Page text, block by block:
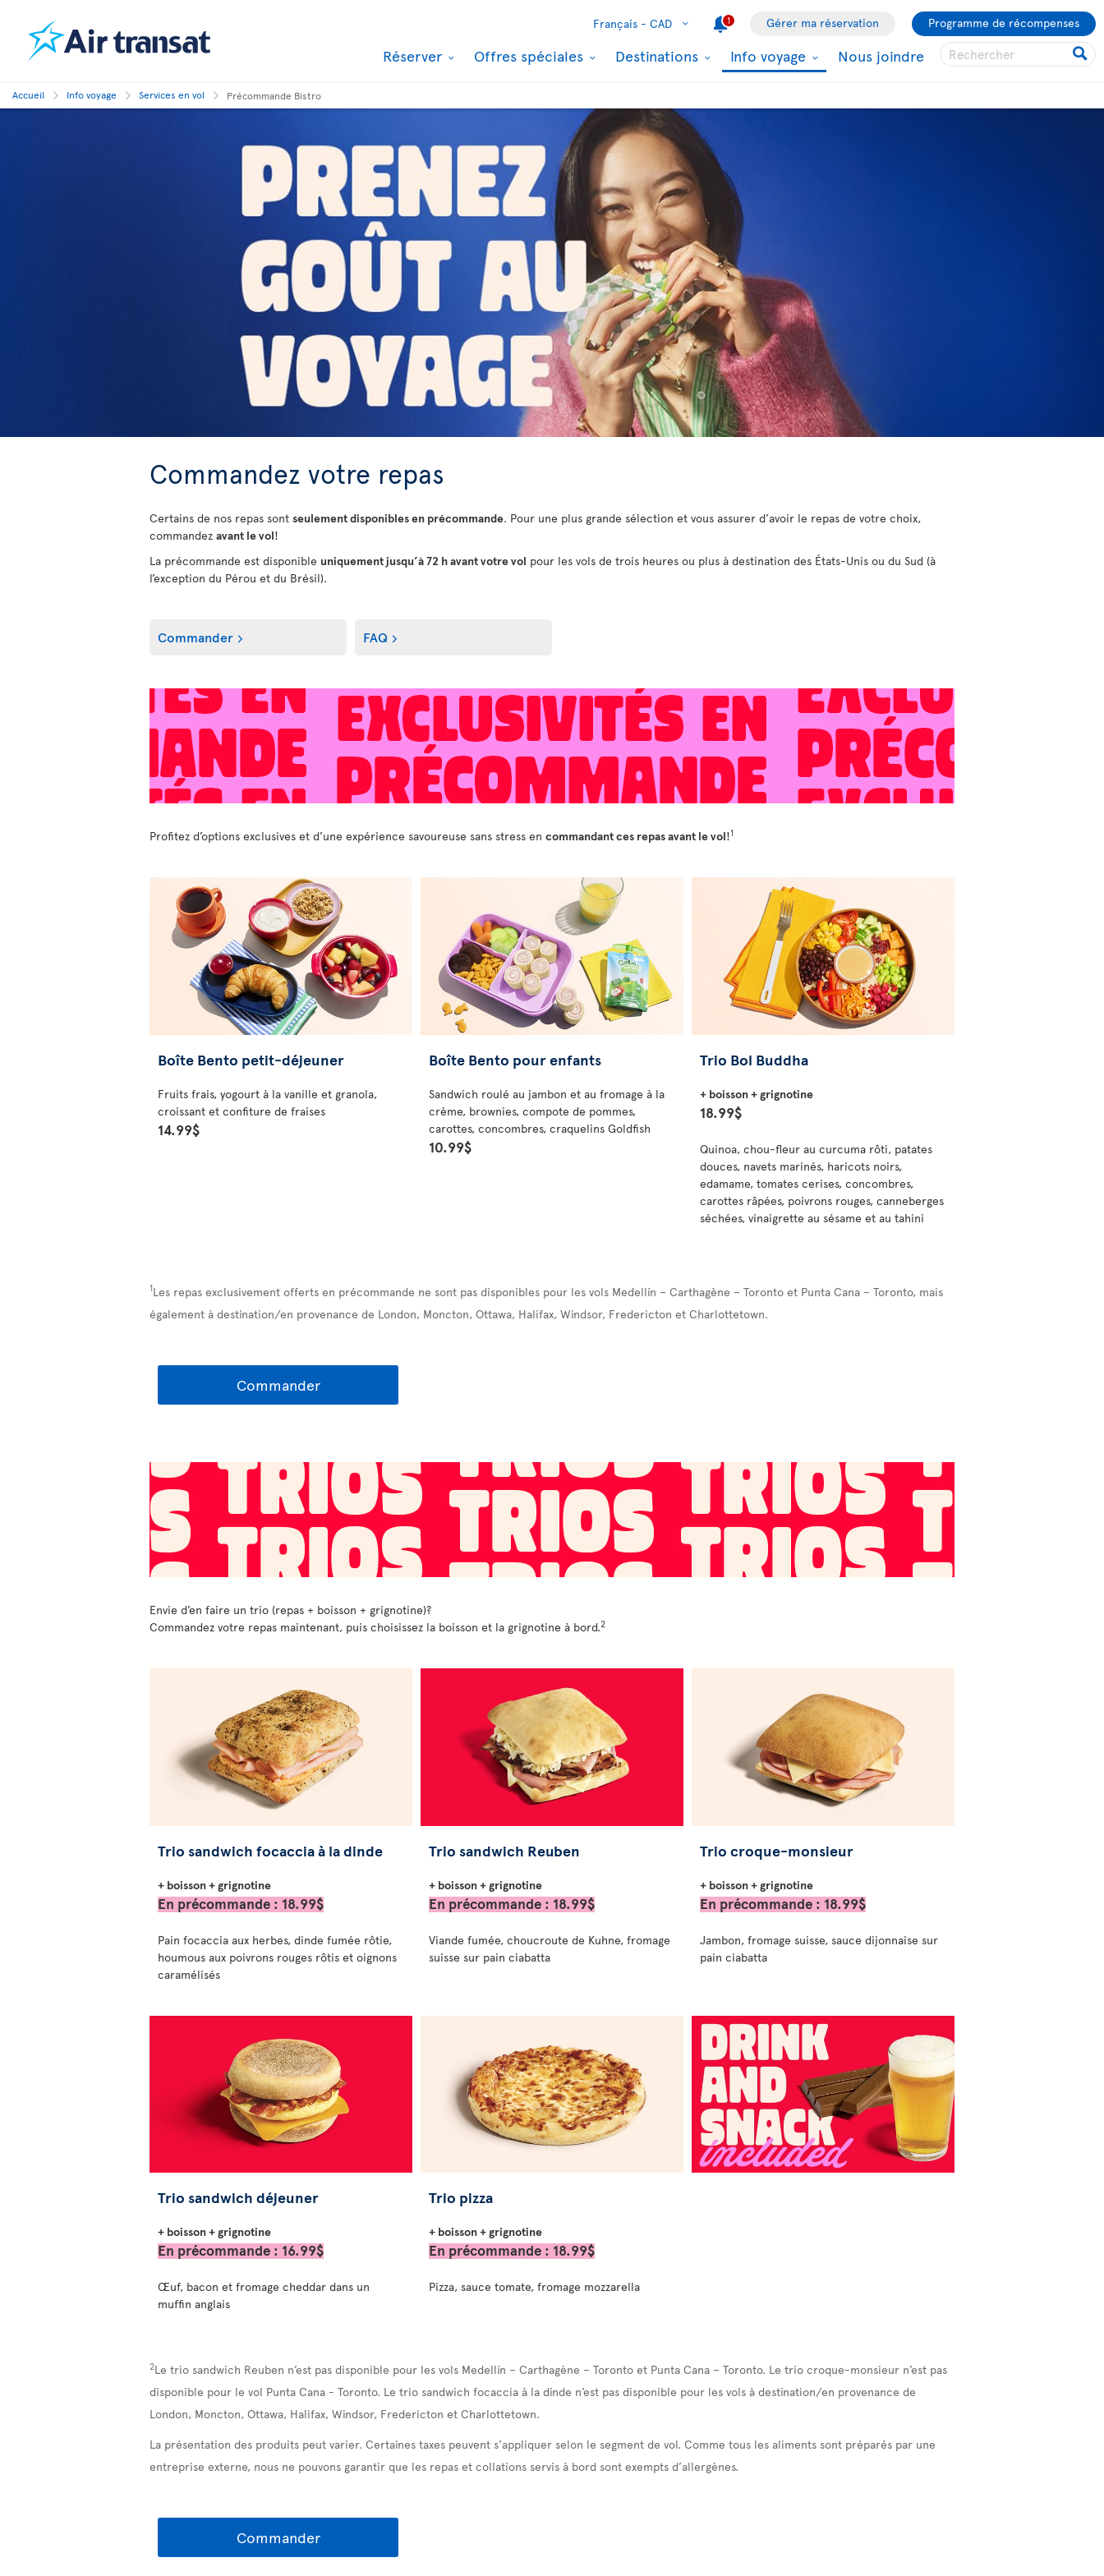
Français - CAD 1 Gérer ma réservation Programme de récompenses
Réserver Offres spéciales Destinations Info voyage Nous joindre
Accueil Info voyage Services en vol Précommande Bistro
Commandez votre repas
Certains de nos repas sont seulement disponibles en précommande. Pour une plus grande sélection et vous assurer d’avoir le repas de votre choix,
commandez avant le vol!
La précommande est disponible uniquement jusqu’à 72 h avant votre vol pour les vols de trois heures ou plus à destination des États-Unis ou du Sud (à
l’exception du Pérou et du Brésil).
Commander FAQ
Profitez d’options exclusives et d’une expérience savoureuse sans stress en commandant ces repas avant le vol!1
Boîte Bento petit-déjeuner
Fruits frais, yogourt à la vanille et granola,
croissant et confiture de fraises
14.99$
Boîte Bento pour enfants
Sandwich roulé au jambon et au fromage à la
crème, brownies, compote de pommes,
carottes, concombres, craquelins Goldfish
10.99$
Trio Bol Buddha
+ boisson + grignotine
18.99$
Quinoa, chou-fleur au curcuma rôti, patates
douces, navets marinés, haricots noirs,
edamame, tomates cerises, concombres,
carottes râpées, poivrons rouges, canneberges
séchées, vinaigrette au sésame et au tahini
1Les repas exclusivement offerts en précommande ne sont pas disponibles pour les vols Medellín – Carthagène – Toronto et Punta Cana – Toronto, mais
également à destination/en provenance de London, Moncton, Ottawa, Halifax, Windsor, Fredericton et Charlottetown.
Commander
Envie d’en faire un trio (repas + boisson + grignotine)?
Commandez votre repas maintenant, puis choisissez la boisson et la grignotine à bord.2
Trio sandwich focaccia à la dinde
+ boisson + grignotine
En précommande : 18.99$
Pain focaccia aux herbes, dinde fumée rôtie,
houmous aux poivrons rouges rôtis et oignons
caramélisés
Trio sandwich Reuben
+ boisson + grignotine
En précommande : 18.99$
Viande fumée, choucroute de Kuhne, fromage
suisse sur pain ciabatta
Trio croque-monsieur
+ boisson + grignotine
En précommande : 18.99$
Jambon, fromage suisse, sauce dijonnaise sur
pain ciabatta
Trio sandwich déjeuner
+ boisson + grignotine
En précommande : 16.99$
Œuf, bacon et fromage cheddar dans un
muffin anglais
Trio pizza
+ boisson + grignotine
En précommande : 18.99$
Pizza, sauce tomate, fromage mozzarella
2Le trio sandwich Reuben n’est pas disponible pour les vols Medellín – Carthagène – Toronto et Punta Cana – Toronto. Le trio croque-monsieur n’est pas
disponible pour le vol Punta Cana - Toronto. Le trio sandwich focaccia à la dinde n’est pas disponible pour les vols à destination/en provenance de
London, Moncton, Ottawa, Halifax, Windsor, Fredericton et Charlottetown.
La présentation des produits peut varier. Certaines taxes peuvent s’appliquer selon le segment de vol. Comme tous les aliments sont préparés par une
entreprise externe, nous ne pouvons garantir que les repas et collations servis à bord sont exempts d’allergènes.
Commander